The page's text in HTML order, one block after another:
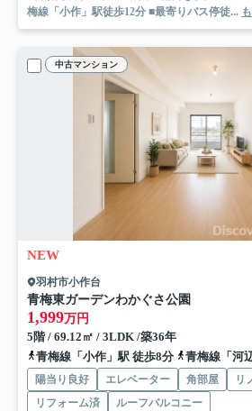
梅線「小作」駅徒歩12分 ■最寄りバス停徒...
中古マンション
NEW
羽村市小作台
青梅東ガーデンわかぐさ公園
1,999万円
5階 / 69.12㎡ / 3LDK /築36年
青梅線「小作」駅 徒歩8分
青梅線「河
陽当り良好 エレベーター 角部屋
リ
リフォーム済
ルーフバルコニー